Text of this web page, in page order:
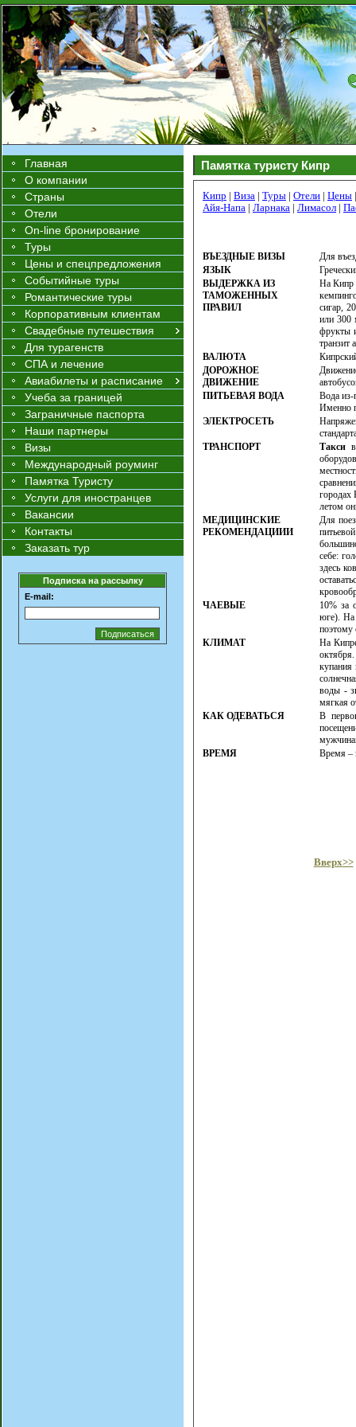
Главная
О компании
Страны
Отели
On-line бронирование
Туры
Цены и спецпредложения
Событийные туры
Романтические туры
Корпоративным клиентам
Свадебные путешествия
Для турагенств
СПА и лечение
Авиабилеты и расписание
Учеба за границей
Заграничные паспорта
Наши партнеры
Визы
Международный роуминг
Памятка Туристу
Услуги для иностранцев
Вакансии
Контакты
Заказать тур
Подписка на рассылку
E-mail:
Памятка туристу Кипр
Кипр | Виза | Туры | Отели | Цены |
Айя-Напа | Ларнака | Лимасол |
ВЪЕЗДНЫЕ ВИЗЫ
Для
ЯЗЫК
ВЫДЕРЖКА ИЗ
ТАМOЖЕННЫХ
ПРАВИЛ
На Кипр
сигар,
или 300
фрукты
транзит
ВАЛЮТА
ДОРОЖНОЕ
ДВИЖЕНИЕ
ПИТЬЕВАЯ ВОДА
Вода из-
Именно
ЭЛЕКТРОСЕТЬ
ТРАНСПОРТ
Такси
городах
летом
МЕДИЦИНСКИЕ
РЕКОМЕНДАЦИИИ
Для
себе:
здесь
ЧАЕВЫЕ
10% за
юге). На
поэтому
КЛИМАТ
На
купания
воды -
мягкая
КАК ОДЕВАТЬСЯ
В
ВРЕМЯ
Время –
Вверх>>